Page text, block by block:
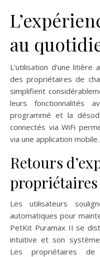
au
L’utilisation d’une
des propriétaires de
simplifient
leurs fonctionnalités
programmé et la
connectés via WiFi
via une application mobile.
Retours
propriétaires
Les utilisateurs
automatiques pour
PetKit Puramax II se
intuitive et son
Les propriétaires